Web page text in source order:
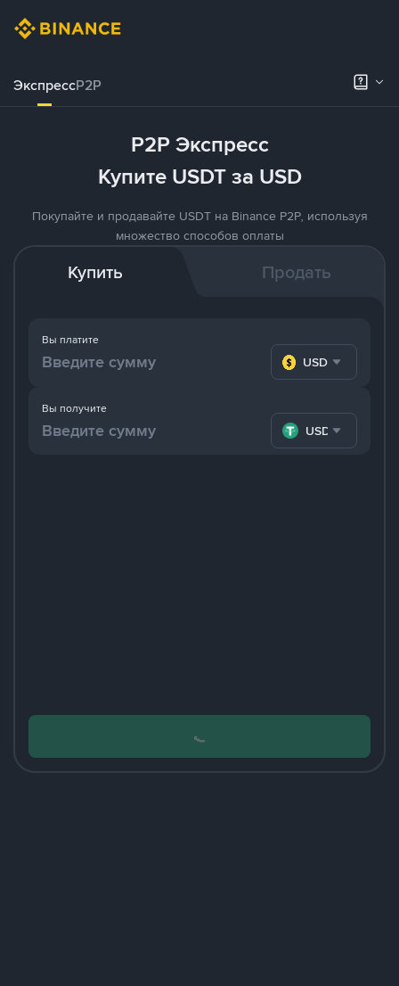
ЭкспрессP2P
P2P Экспресс
Купите USDT за USD
Покупайте и продавайте USDT на Binance P2P, используя
множество способов оплаты
Купить Продать
Вы платите
USD
Вы получите
USDT